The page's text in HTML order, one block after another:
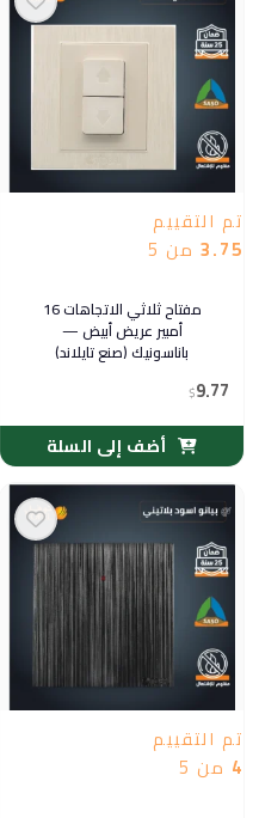
تم التقييم
3.75 من 5
مفتاح ثلاثي الاتجاهات 16
أمبير عريض أبيض —
باناسونيك (صنع تايلاند)
$9.77
أضف إلى السلة
تم التقييم
4 من 5